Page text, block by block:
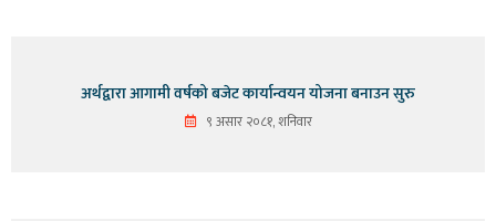
अर्थद्वारा आगामी वर्षको बजेट कार्यान्वयन योजना बनाउन सुरु
९ असार २०८१, शनिवार